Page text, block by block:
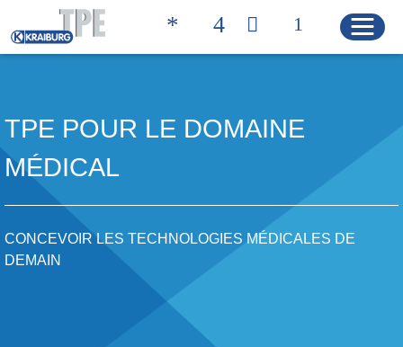
Quicklinks
RECHERCHE DE
PAGE D'ACCUEIL
TPE POUR LE DOMAINE
MÉDICAL
CONCEVOIR LES TECHNOLOGIES MÉDICALES DE
DEMAIN